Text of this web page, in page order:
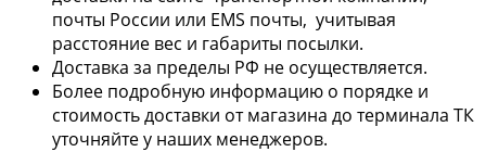
почты России или EMS почты, учитывая
расстояние вес и габариты посылки.
Доставка за пределы РФ не осуществляется.
Более подробную информацию о порядке и
стоимость доставки от магазина до терминала ТК
уточняйте у наших менеджеров.